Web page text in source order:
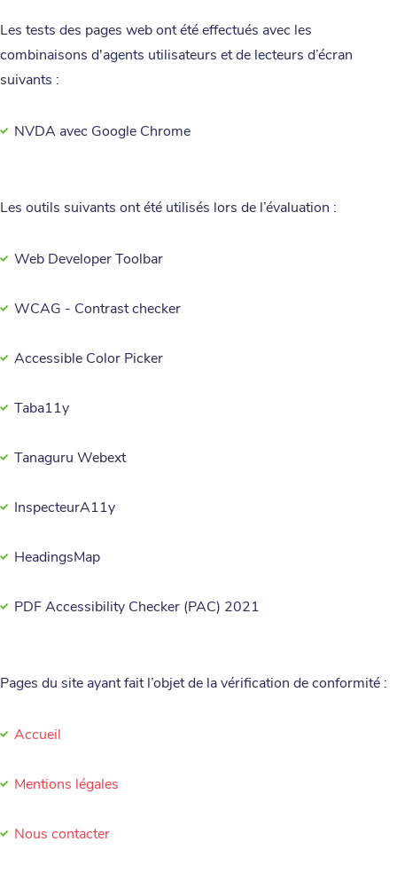
Les tests des pages web ont été effectués avec les
combinaisons d'agents utilisateurs et de lecteurs d’écran
suivants :
NVDA avec Google Chrome
Les outils suivants ont été utilisés lors de l’évaluation :
Web Developer Toolbar
WCAG - Contrast checker
Accessible Color Picker
Taba11y
Tanaguru Webext
InspecteurA11y
HeadingsMap
PDF Accessibility Checker (PAC) 2021
Pages du site ayant fait l’objet de la vérification de conformité :
Accueil
Mentions légales
Nous contacter